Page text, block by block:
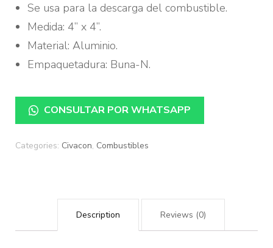
Se usa para la descarga del combustible.
Medida: 4” x 4”.
Material: Aluminio.
Empaquetadura: Buna-N.
CONSULTAR POR WHATSAPP
Categories: Civacon, Combustibles
Description Reviews (0)